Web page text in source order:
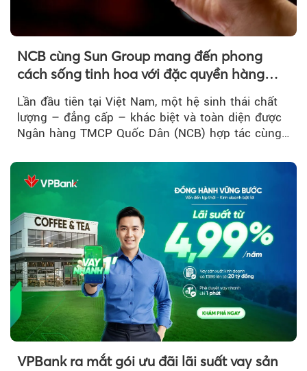
NCB cùng Sun Group mang đến phong
cách sống tinh hoa với đặc quyền hàng
đầu Việt Nam
Lần đầu tiên tại Việt Nam, một hệ sinh thái chất
lượng – đẳng cấp – khác biệt và toàn diện được
Ngân hàng TMCP Quốc Dân (NCB) hợp tác cùng
VPBank ra mắt gói ưu đãi lãi suất vay sản